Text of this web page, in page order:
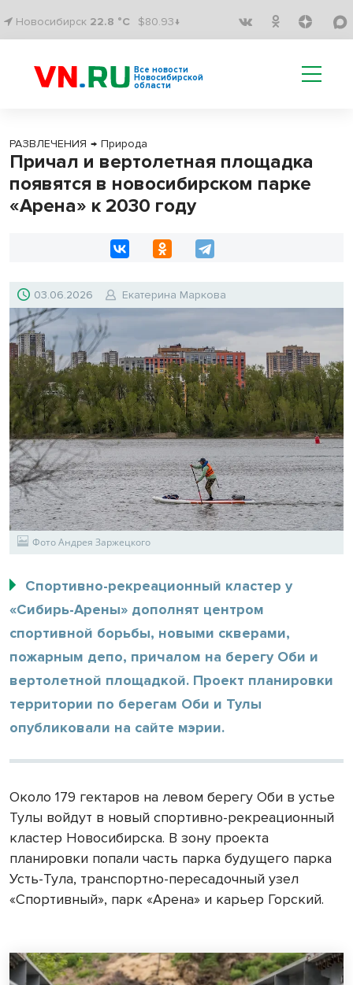
Новосибирск 22.8 °C $80.93↓
Все новости
Новосибирской
области
РАЗВЛЕЧЕНИЯ → Природа
Причал и вертолетная площадка
появятся в новосибирском парке
«Арена» к 2030 году
03.06.2026 Екатерина Маркова
Фото Андрея Заржецкого
Спортивно-рекреационный кластер у
«Сибирь-Арены» дополнят центром
спортивной борьбы, новыми скверами,
пожарным депо, причалом на берегу Оби и
вертолетной площадкой. Проект планировки
территории по берегам Оби и Тулы
опубликовали на сайте мэрии.
Около 179 гектаров на левом берегу Оби в устье
Тулы войдут в новый спортивно-рекреационный
кластер Новосибирска. В зону проекта
планировки попали часть парка будущего парка
Усть-Тула, транспортно-пересадочный узел
«Спортивный», парк «Арена» и карьер Горский.